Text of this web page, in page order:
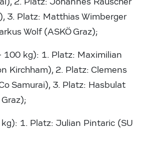
3. Platz: Matthias Wimberger
Wolf (ASKÖ Graz);
100 kg): 1. Platz: Maximilian
Kirchham), 2. Platz: Clemens
Samurai), 3. Platz: Hasbulat
1. Platz: Julian Pintaric (SU